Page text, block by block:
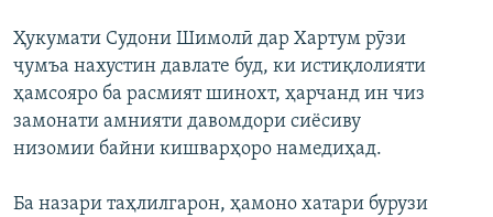
Ҳукумати Судони Шимолӣ дар Хартум рӯзи
ҷумъа нахустин давлате буд, ки истиқлолияти
ҳамсояро ба расмият шинохт, ҳарчанд ин чиз
замонати амнияти давомдори сиёсиву
низомии байни кишварҳоро намедиҳад.
Ба назари таҳлилгарон, ҳамоно хатари бурузи